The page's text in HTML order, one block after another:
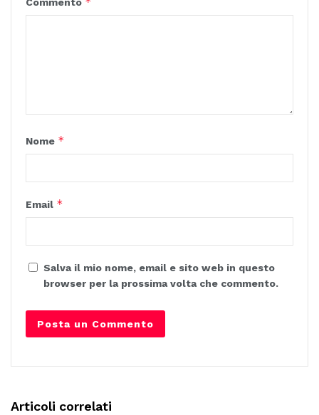
Commento
Nome *
Email *
Salva il mio nome, email e sito web in questo
browser per la prossima volta che commento.
Articoli correlati